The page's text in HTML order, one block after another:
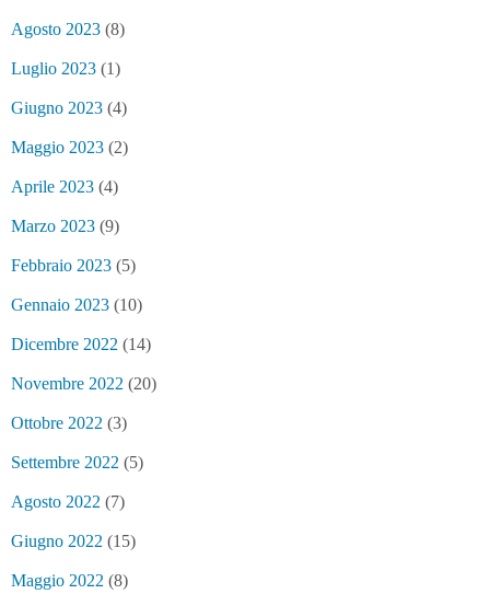
Agosto 2023 (8)
Luglio 2023 (1)
Giugno 2023 (4)
Maggio 2023 (2)
Aprile 2023 (4)
Marzo 2023 (9)
Febbraio 2023 (5)
Gennaio 2023 (10)
Dicembre 2022 (14)
Novembre 2022 (20)
Ottobre 2022 (3)
Settembre 2022 (5)
Agosto 2022 (7)
Giugno 2022 (15)
Maggio 2022 (8)